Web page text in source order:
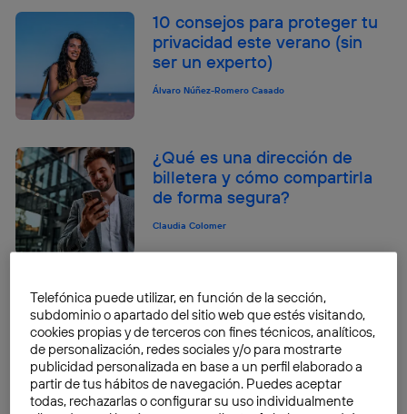
10 consejos para proteger tu
privacidad este verano (sin
ser un experto)
Álvaro Núñez-Romero Casado
¿Qué es una dirección de
billetera y cómo compartirla
de forma segura?
Claudia Colomer
Tipos de wallets: guía fácil
para encontrar tu monedero
ideal
Claudia Colomer
Telefónica puede utilizar, en función de la sección,
subdominio o apartado del sitio web que estés visitando,
cookies propias y de terceros con fines técnicos, analíticos,
de personalización, redes sociales y/o para mostrarte
publicidad personalizada en base a un perfil elaborado a
partir de tus hábitos de navegación. Puedes aceptar
todas, rechazarlas o configurar su uso individualmente